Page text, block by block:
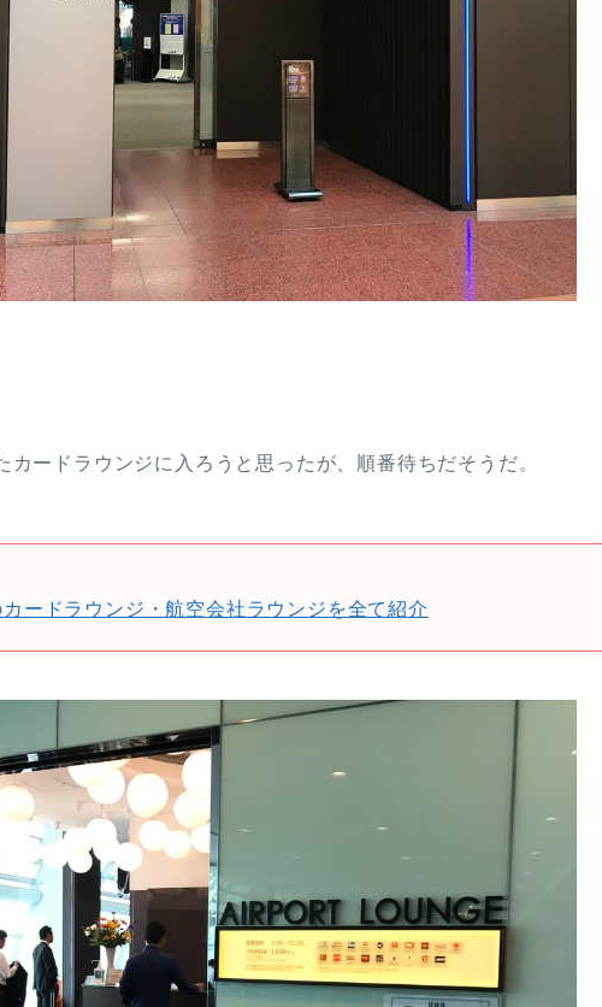
カードラウンジに入ろうと思ったが、順番待ちだそうだ。
ードラウンジ・航空会社ラウンジを全て紹介